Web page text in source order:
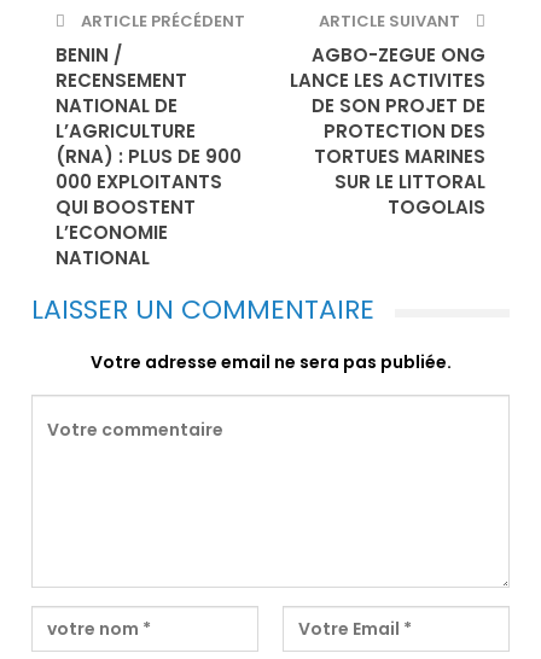
ARTICLE PRÉCÉDENT
BENIN /
RECENSEMENT
NATIONAL DE
L’AGRICULTURE
(RNA) : PLUS DE 900
000 EXPLOITANTS
QUI BOOSTENT
L’ECONOMIE
NATIONAL
ARTICLE SUIVANT
AGBO-ZEGUE ONG
LANCE LES ACTIVITES
DE SON PROJET DE
PROTECTION DES
TORTUES MARINES
SUR LE LITTORAL
TOGOLAIS
LAISSER UN COMMENTAIRE
Votre adresse email ne sera pas publiée.